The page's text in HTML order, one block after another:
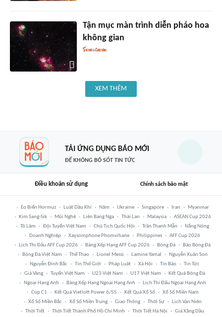
Tận mục màn trình diễn pháo hoa
không gian
XEM THÊM
TẢI ỨNG DỤNG BÁO MỚI
ĐỂ KHÔNG BỎ SÓT TIN TỨC
Điều khoản sử dụng Chính sách bảo mật
Eo Biển Hormuz Luật Dầu Khí Năm Ukraine Singapore Iran
Myanmar
Kim Sang-Sik
Mũi Nghê Liên Bang Nga Thái Lan Malaysia
ASEAN Cup 2026
Tô Lâm
Đội Tuyển Việt Nam Chủ Tịch Quốc Hội Trần Thanh Mẫn
Nắng Nóng
Doanh Nghiệp
Xaysomphone Phomvihane Philippines
AFF Cup 2026
Lịch Thi Đấu AFF Cup 2026
Bảng Xếp Hạng AFF Cup 2026 Bóng Đá
Báo Bóng Đá
Bóng Đá Việt Nam
Thể Thao Lionel Messi Lamine Yamal
Nguyễn Xuân Son
Nguyễn Đình Bắc
Tin Thế Giới Pháp Luật Xã Hội Tin Bão
Tin Tức
Giá Vàng
Tuyển Việt Nam U23 Việt Nam U17 Việt Nam
Kết Quả Bóng Đá
Ngoại Hạng Anh
Bảng Xếp Hạng Ngoại Hạng Anh
Lịch Thi Đấu Ngoại Hạng Anh
Cúp C1
Kết Quả Vietlott Power 6/55 Kết Quả Xổ Số
Xổ Số Miền Nam
Xổ Số Miền Bắc
Xổ Số Miền Trung Giao Thông Thời Sự
Lịch Vạn Niên
Thời Tiết
Thời Tiết Thành Phố Hồ Chí Minh Thời Tiết Hà Nội Giá Xăng Dầu